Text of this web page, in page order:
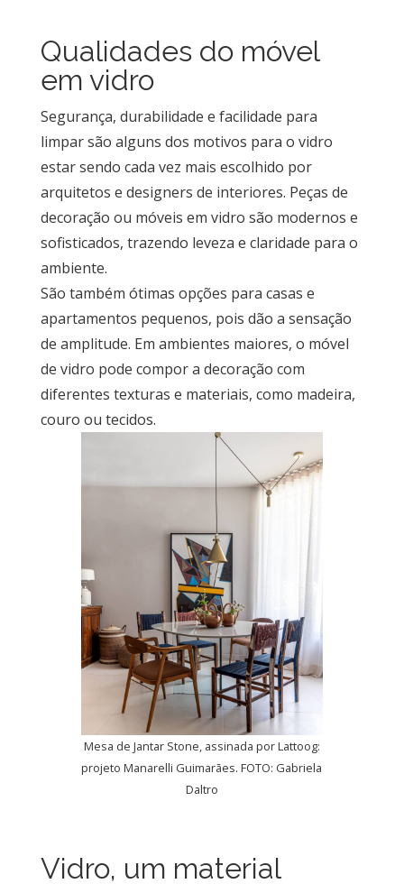
Qualidades do móvel
em vidro
Segurança, durabilidade e facilidade para
limpar são alguns dos motivos para o vidro
estar sendo cada vez mais escolhido por
arquitetos e designers de interiores. Peças de
decoração ou móveis em vidro são modernos e
sofisticados, trazendo leveza e claridade para o
ambiente.
São também ótimas opções para casas e
apartamentos pequenos, pois dão a sensação
de amplitude. Em ambientes maiores, o móvel
de vidro pode compor a decoração com
diferentes texturas e materiais, como madeira,
couro ou tecidos.
Mesa de Jantar Stone, assinada por Lattoog:
projeto Manarelli Guimarães. FOTO: Gabriela
Daltro
Vidro, um material